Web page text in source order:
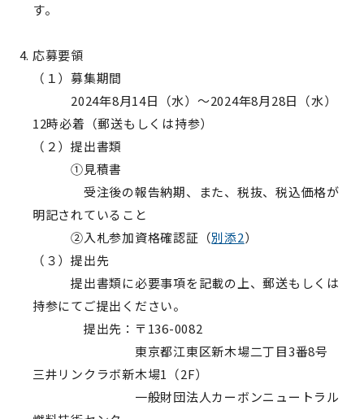
す。
応募要領
（１）募集期間
2024年8月14日（水）～2024年8月28日（水）
12時必着（郵送もしくは持参）
（２）提出書類
①見積書
受注後の報告納期、また、税抜、税込価格が
明記されていること
②入札参加資格確認証（別添2）
（３）提出先
提出書類に必要事項を記載の上、郵送もしくは
持参にてご提出ください。
提出先：〒136-0082
東京都江東区新木場二丁目3番8号
三井リンクラボ新木場1（2F）
一般財団法人カーボンニュートラル